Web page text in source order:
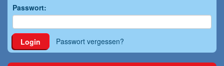
Passwort:
Login Passwort vergessen?